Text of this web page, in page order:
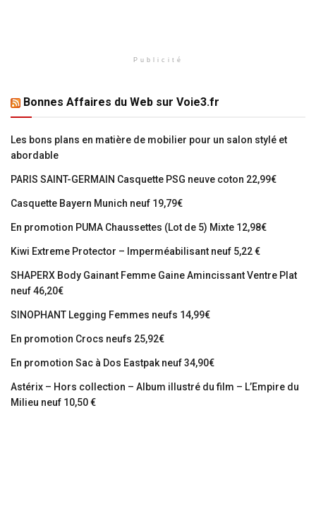
Publicité
Bonnes Affaires du Web sur Voie3.fr
Les bons plans en matière de mobilier pour un salon stylé et
abordable
PARIS SAINT-GERMAIN Casquette PSG neuve coton 22,99€
Casquette Bayern Munich neuf 19,79€
En promotion PUMA Chaussettes (Lot de 5) Mixte 12,98€
Kiwi Extreme Protector – Imperméabilisant neuf 5,22 €
SHAPERX Body Gainant Femme Gaine Amincissant Ventre Plat
neuf 46,20€
SINOPHANT Legging Femmes neufs 14,99€
En promotion Crocs neufs 25,92€
En promotion Sac à Dos Eastpak neuf 34,90€
Astérix – Hors collection – Album illustré du film – L’Empire du
Milieu neuf 10,50 €